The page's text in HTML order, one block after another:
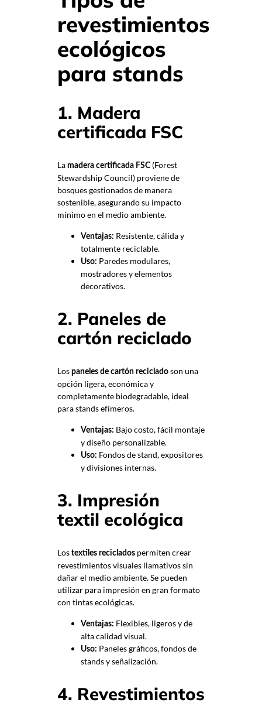
revestimientos
ecológicos
para stands
1. Madera
certificada FSC
La madera certificada FSC (Forest
Stewardship Council) proviene de
bosques gestionados de manera
sostenible, asegurando su impacto
mínimo en el medio ambiente.
Ventajas: Resistente, cálida y
totalmente reciclable.
Uso: Paredes modulares,
mostradores y elementos
decorativos.
2. Paneles de
cartón reciclado
Los paneles de cartón reciclado son una
opción ligera, económica y
completamente biodegradable, ideal
para stands efímeros.
Ventajas: Bajo costo, fácil montaje
y diseño personalizable.
Uso: Fondos de stand, expositores
y divisiones internas.
3. Impresión
textil ecológica
Los textiles reciclados permiten crear
revestimientos visuales llamativos sin
dañar el medio ambiente. Se pueden
utilizar para impresión en gran formato
con tintas ecológicas.
Ventajas: Flexibles, ligeros y de
alta calidad visual.
Uso: Paneles gráficos, fondos de
stands y señalización.
4. Revestimientos